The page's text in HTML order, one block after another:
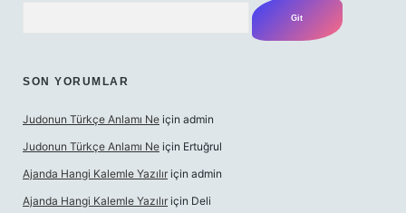
SON YORUMLAR
Judonun Türkçe Anlamı Ne için admin
Judonun Türkçe Anlamı Ne için Ertuğrul
Ajanda Hangi Kalemle Yazılır için admin
Ajanda Hangi Kalemle Yazılır için Deli